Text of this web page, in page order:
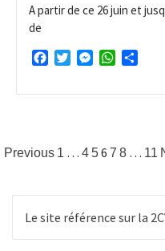
A partir de ce 26 juin et
de
FacebookTwitterMessengerWhatsApp
Pagination
publications
Previous 1 … 4 56 7 8 … 11
Le site référence sur la